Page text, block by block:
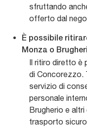
sfruttando
offerto dal
È possibile
Monza o
Il ritiro diretto è
di Concorezzo.
servizio di
personale
Brugherio e
trasporto